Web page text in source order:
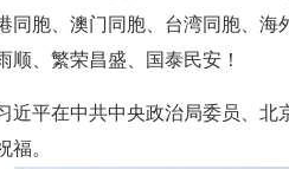
同胞、澳门同胞、台湾同胞、
顺、繁荣昌盛、国泰民安！
近平在中共中央政治局委员、
福。